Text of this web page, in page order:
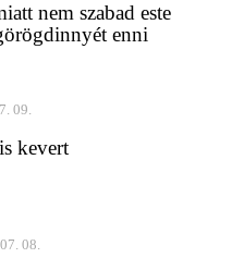
nem szabad este
enni
09.
kevert
08.